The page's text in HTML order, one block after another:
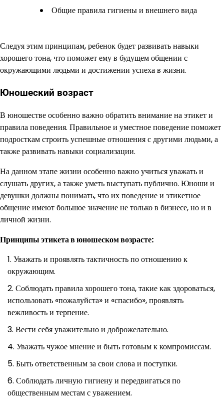
Общие правила гигиены и внешнего вида
Следуя этим принципам, ребенок будет развивать навыки
хорошего тона, что поможет ему в будущем общении с
окружающими людьми и достижении успеха в жизни.
Юношеский возраст
В юношестве особенно важно обратить внимание на этикет и
правила поведения. Правильное и уместное поведение поможет
подросткам строить успешные отношения с другими людьми, а
также развивать навыки социализации.
На данном этапе жизни особенно важно учиться уважать и
слушать других, а также уметь выступать публично. Юноши и
девушки должны понимать, что их поведение и этикетное
общение имеют большое значение не только в бизнесе, но и в
личной жизни.
Принципы этикета в юношеском возрасте:
Уважать и проявлять тактичность по отношению к
окружающим.
Соблюдать правила хорошего тона, такие как здороваться,
использовать «пожалуйста» и «спасибо», проявлять
вежливость и терпение.
Вести себя уважительно и доброжелательно.
Уважать чужое мнение и быть готовым к компромиссам.
Быть ответственным за свои слова и поступки.
Соблюдать личную гигиену и передвигаться по
общественным местам с уважением.